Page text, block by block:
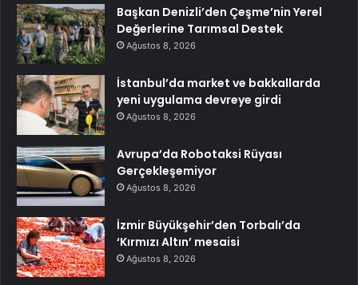
Başkan Denizli’den Çeşme’nin Yerel
Değerlerine Tarımsal Destek
Ağustos 8, 2026
İstanbul’da market ve bakkallarda
yeni uygulama devreye girdi
Ağustos 8, 2026
Avrupa’da Robotaksi Rüyası
Gerçekleşemiyor
Ağustos 8, 2026
İzmir Büyükşehir’den Torbalı’da
‘Kırmızı Altın’ mesaisi
Ağustos 8, 2026